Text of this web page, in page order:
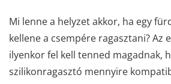
Mi lenne a helyzet akkor, ha egy
kellene a csempére ragasztani? Az
ilyenkor fel kell tenned magadnak,
szilikonragasztó mennyire